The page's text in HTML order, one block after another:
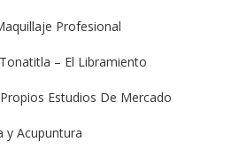
Profesional
– El Libramiento
Estudios De Mercado
y Acupuntura